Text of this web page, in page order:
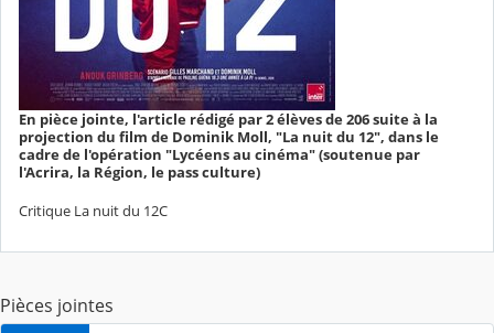
En pièce jointe, l'article rédigé par 2 élèves de 206 suite à la
projection du film de Dominik Moll, "La nuit du 12", dans le
cadre de l'opération "Lycéens au cinéma" (soutenue par
l'Acrira, la Région, le pass culture)
Critique La nuit du 12C
Pièces jointes